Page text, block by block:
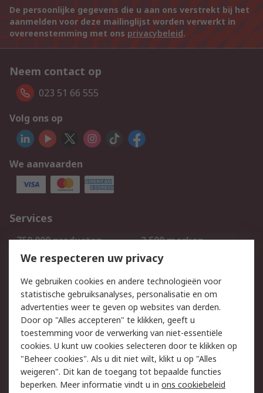
De persoonlijke gegevens die u aan ons verstrekt bij het
aanmelden voor deze mailinglijst worden verwerkt in
overeenstemming met ons privacybeleid.
Neem contact op
023 51 66 555
Volg ons op
We aanvaarden
Services
750.000 producten
2.500 merken
Bestellen
Inkoopoplossingen
Track & Trace
Wettelijk
Cookiebeleid
Email veiligheid
Privacybeleid
Websitevoorwaarden
Algemene
verkoopvoorwaarden
We respecteren uw privacy
We gebruiken cookies en andere technologieën voor
statistische gebruiksanalyses, personalisatie en om
advertenties weer te geven op websites van derden.
Door op "Alles accepteren" te klikken, geeft u
toestemming voor de verwerking van niet-essentiële
cookies. U kunt uw cookies selecteren door te klikken op
"Beheer cookies". Als u dit niet wilt, klikt u op "Alles
weigeren". Dit kan de toegang tot bepaalde functies
beperken. Meer informatie vindt u in ons cookiebeleid